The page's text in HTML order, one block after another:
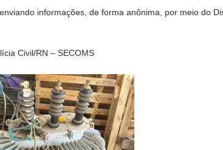
informações, de forma anônima, por meio do
Civil/RN – SECOMS